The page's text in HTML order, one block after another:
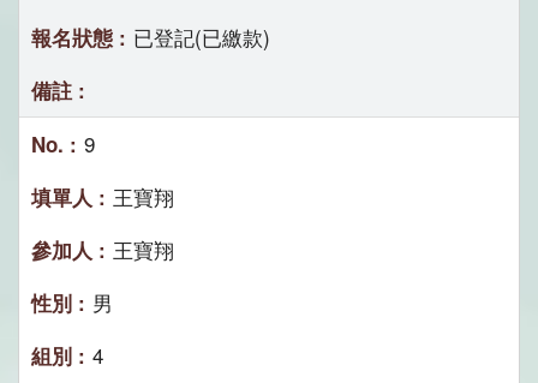
已登記(已繳款)
9
王寶翔
王寶翔
男
4